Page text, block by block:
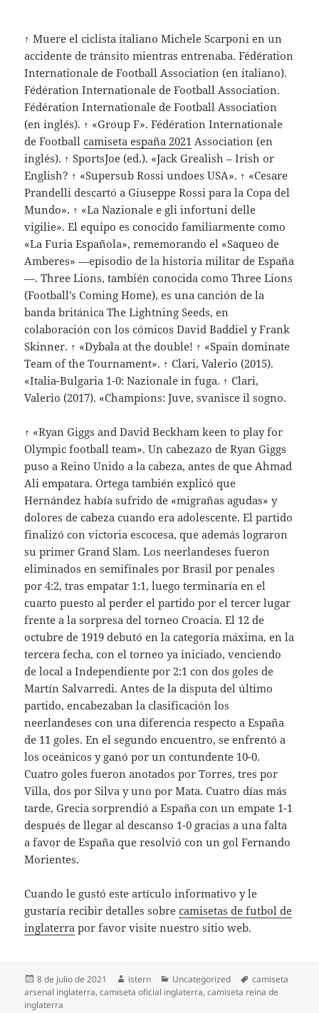
↑ Muere el ciclista italiano Michele Scarponi en un
accidente de tránsito mientras entrenaba. Fédération
Internationale de Football Association (en italiano).
Fédération Internationale de Football Association.
Fédération Internationale de Football Association
(en inglés). ↑ «Group F». Fédération Internationale
de Footballcamiseta españa 2021 Association (en
inglés). ↑ SportsJoe (ed.). «Jack Grealish – Irish or
English? ↑ «Supersub Rossi undoes USA». ↑ «Cesare
Prandelli descartó a Giuseppe Rossi para la Copa del
Mundo». ↑ «La Nazionale e gli infortuni delle
vigilie». El equipo es conocido familiarmente como
«La Furia Española», rememorando el «Saqueo de
Amberes» —episodio de la historia militar de España
—. Three Lions, también conocida como Three Lions
(Football’s Coming Home), es una canción de la
banda británica The Lightning Seeds, en
colaboración con los cómicos David Baddiel y Frank
Skinner. ↑ «Dybala at the double! ↑ «Spain dominate
Team of the Tournament». ↑ Clari, Valerio (2015).
«Italia-Bulgaria 1-0: Nazionale in fuga. ↑ Clari,
Valerio (2017). «Champions: Juve, svanisce il sogno.
↑ «Ryan Giggs and David Beckham keen to play for
Olympic football team». Un cabezazo de Ryan Giggs
puso a Reino Unido a la cabeza, antes de que Ahmad
Ali empatara. Ortega también explicó que
Hernández había sufrido de «migrañas agudas» y
dolores de cabeza cuando era adolescente. El partido
finalizó con victoria escocesa, que además lograron
su primer Grand Slam. Los neerlandeses fueron
eliminados en semifinales por Brasil por penales
por 4:2, tras empatar 1:1, luego terminaría en el
cuarto puesto al perder el partido por el tercer lugar
frente a la sorpresa del torneo Croacia. El 12 de
octubre de 1919 debutó en la categoría máxima, en la
tercera fecha, con el torneo ya iniciado, venciendo
de local a Independiente por 2:1 con dos goles de
Martín Salvarredi. Antes de la disputa del último
partido, encabezaban la clasificación los
neerlandeses con una diferencia respecto a España
de 11 goles. En el segundo encuentro, se enfrentó a
los oceánicos y ganó por un contundente 10-0.
Cuatro goles fueron anotados por Torres, tres por
Villa, dos por Silva y uno por Mata. Cuatro días más
tarde, Grecia sorprendió a España con un empate 1-1
después de llegar al descanso 1-0 gracias a una falta
a favor de España que resolvió con un gol Fernando
Morientes.
Cuando le gustó este artículo informativo y le
gustaría recibir detalles sobrecamisetas de futbol de
inglaterra por favor visite nuestro sitio web.
Publicado
el
8 de julio de 2021 Autor
istern Categorías
Uncategorized Etiquetas
camiseta
arsenal inglaterra,camiseta oficial inglaterra,camiseta reina de
inglaterra